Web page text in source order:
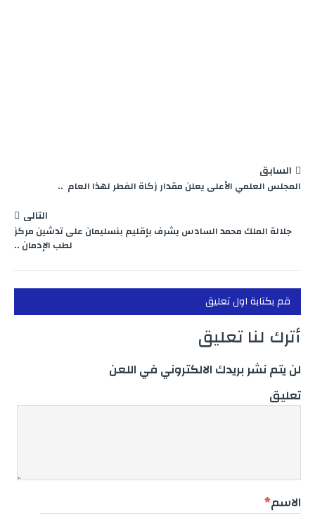
السابق
المجلس العلمي الأعلى يعلن مقدار زكاة الفطر لهذا العام ..
التالي
جلالة الملك محمد السادس يشرف بإقليم بنسليمان على تدشين مركز
لطب الإدمان ..
قم بكتابة اول تعليق
أترك لنا تعليق
لن يتم نشر بريدك الالكتروني في اللعن
تعليق
الاسم*